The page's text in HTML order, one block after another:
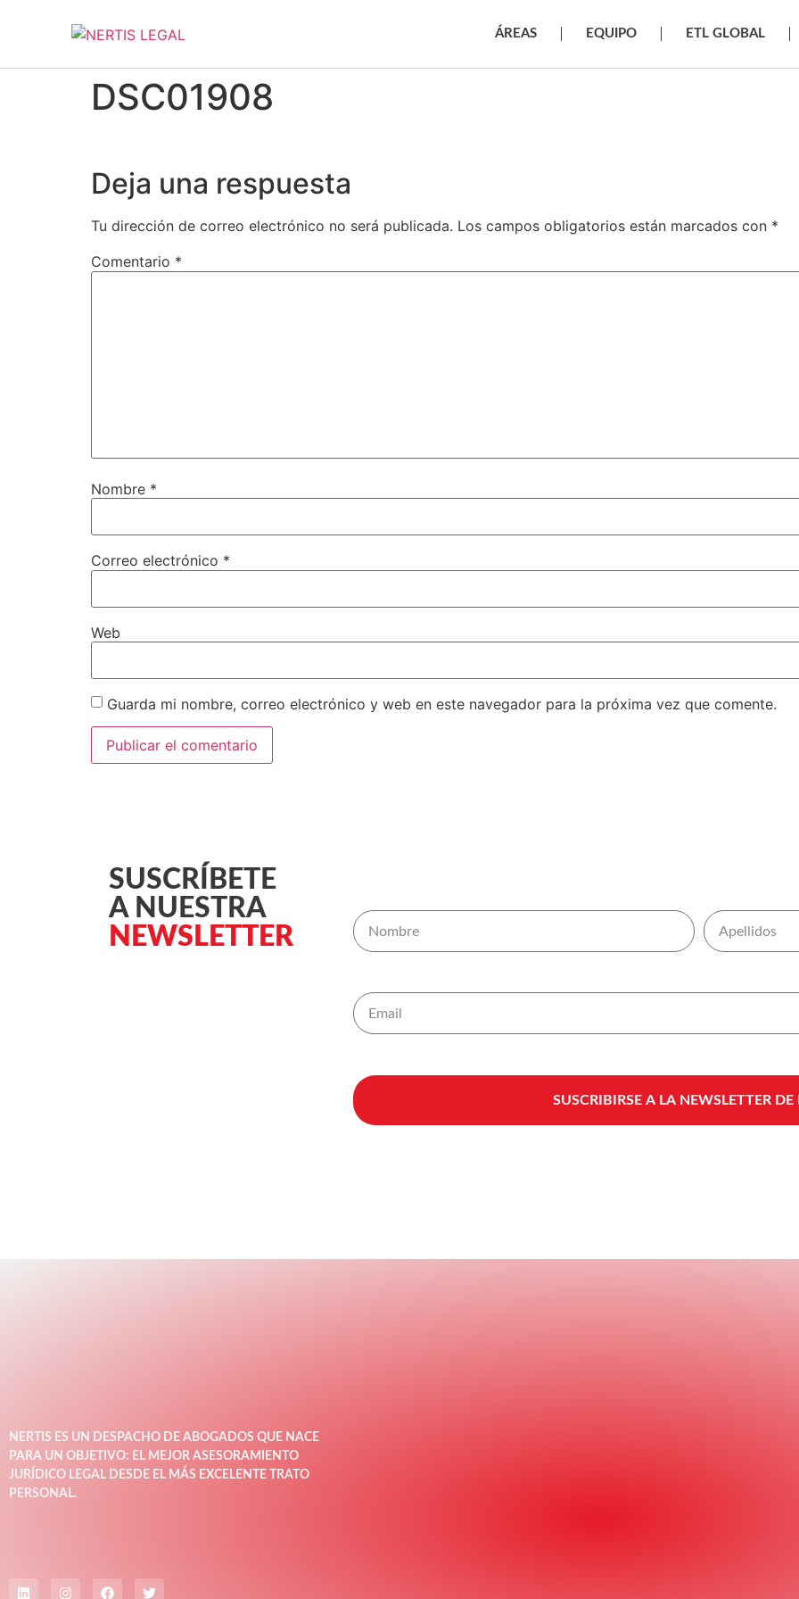
ÁREAS EQUIPO ETL GLOBAL
DSC01908
Deja una respuesta
Tu dirección de correo electrónico no será publicada. Los campos obligatorios están marcados con *
Comentario *
Nombre *
Correo electrónico *
Web
Guarda mi nombre, correo electrónico y web en este navegador para la próxima vez que comente.
SUSCRÍBETE
A NUESTRA
NEWSLETTER
SUSCRIBIRSE A LA NEWSLETTER DE
NERTIS ES UN DESPACHO DE ABOGADOS QUE NACE
PARA UN OBJETIVO: EL MEJOR ASESORAMIENTO
JURÍDICO LEGAL DESDE EL MÁS EXCELENTE TRATO
PERSONAL.